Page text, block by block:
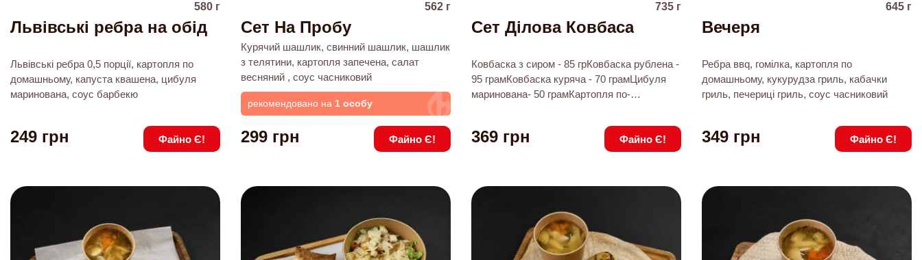
580 г
Львівські ребра на обід
Львівські ребра 0,5 порції, картопля по
домашньому, капуста квашена, цибуля
маринована, соус барбекю
249 грн Файно Є!
562 г
Сет На Пробу
Курячий шашлик, свинний шашлик, шашлик
з телятини, картопля запечена, салат
весняний , соус часниковий
рекомендовано на 1 особу
299 грн Файно Є!
735 г
Сет Ділова Ковбаса
Ковбаска з сиром - 85 грКовбаска рублена -
95 грамКовбаска куряча - 70 грамЦибуля
маринована- 50 грамКартопля по-
домашньому - 120 гСоус барбекю - 60
гСоус медово-гірчичний - 60 г
369 грн Файно Є!
645 г
Вечеря
Ребра ввq, гомілка, картопля по
домашньому, кукурудза гриль, кабачки
гриль, печериці гриль, соус часниковий
349 грн Файно Є!